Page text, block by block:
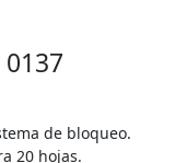
0137
de bloqueo.
20 hojas.